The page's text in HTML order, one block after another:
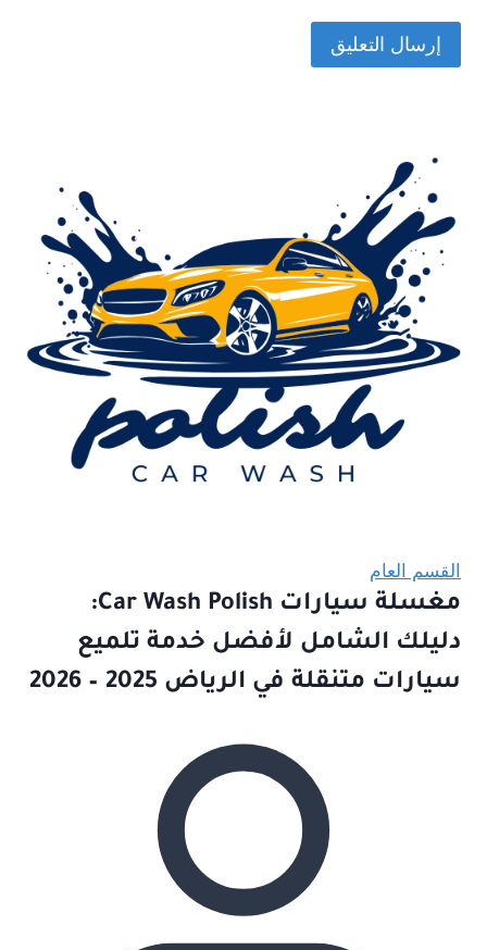
القسم العام
مغسلة سيارات Car Wash Polish:
دليلك الشامل لأفضل خدمة تلميع
سيارات متنقلة في الرياض 2025 – 2026